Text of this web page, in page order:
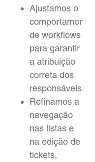
Ajustamos o
comportamento
de workflows
para garantir
a atribuição
correta dos
responsáveis.
Refinamos a
navegação
nas listas e
na edição de
tickets,